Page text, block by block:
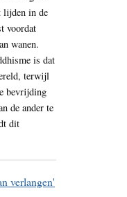
lijden in de
voordat
wanen.
is dat
terwijl
bevrijding
de ander te
dit
verlangen'